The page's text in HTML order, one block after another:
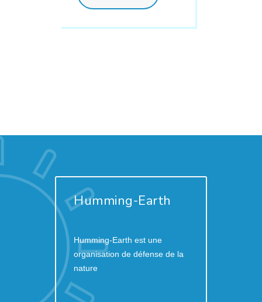
Humming-Earth
Humming-Earth est une
organisation de défense de la
nature